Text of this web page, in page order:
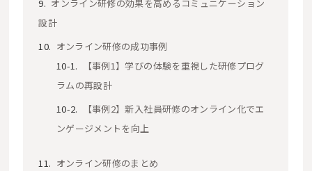
オンライン研修の効果を高めるコミュニケーション
設計
オンライン研修の成功事例
【事例1】学びの体験を重視した研修プログ
ラムの再設計
【事例2】新入社員研修のオンライン化でエ
ンゲージメントを向上
オンライン研修のまとめ